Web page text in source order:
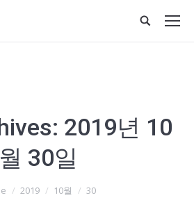
2019년 10
월 30일
2019 10월 30